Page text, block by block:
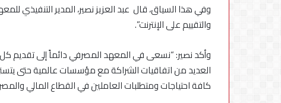
وفي هذا السياق، قال عبد العزيز نصير، المدير التنفيذي
والتقييم على الإنترنت”.
وأكد نصير: “نسعى في المعهد المصرفي دائماً إلى تقديم
العديد من اتفاقيات الشراكة مع مؤسسات عالمية حتى
كافة احتياجات ومتطلبات العاملين في القطاع المالي